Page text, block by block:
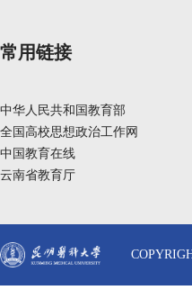
常用链接
中华人民共和国教育部
全国高校思想政治工作网
中国教育在线
云南省教育厅